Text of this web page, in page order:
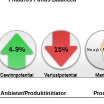
4-9% 15% Single-
Anbieter/Produktinitiator